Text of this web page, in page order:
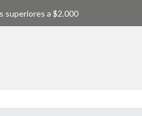
superiores a $2.000